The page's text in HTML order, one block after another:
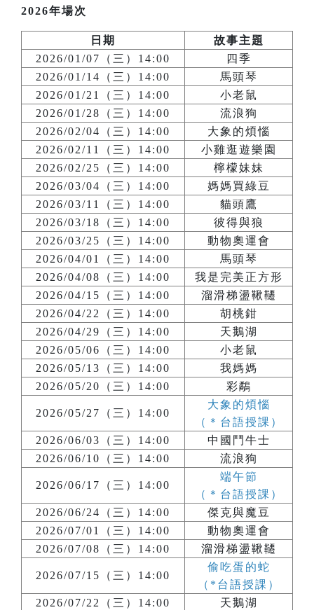
2026年場次
日期
故事主題
2026/01/07（三）14:00
四季
2026/01/14（三）14:00
馬頭琴
2026/01/21（三）14:00
小老鼠
2026/01/28（三）14:00
流浪狗
2026/02/04（三）14:00
大象的煩惱
2026/02/11（三）14:00
小雞逛遊樂園
2026/02/25（三）14:00
檸檬妹妹
2026/03/04（三）14:00
媽媽買綠豆
2026/03/11（三）14:00
貓頭鷹
2026/03/18（三）14:00
彼得與狼
2026/03/25（三）14:00
動物奧運會
2026/04/01（三）14:00
馬頭琴
2026/04/08（三）14:00
我是完美正方形
2026/04/15（三）14:00
溜滑梯盪鞦韆
2026/04/22（三）14:00
胡桃鉗
2026/04/29（三）14:00
天鵝湖
2026/05/06（三）14:00
小老鼠
2026/05/13（三）14:00
我媽媽
2026/05/20（三）14:00
彩鷸
2026/05/27（三）14:00
大象的煩惱
（＊台語授課）
2026/06/03（三）14:00
中國鬥牛士
2026/06/10（三）14:00
流浪狗
2026/06/17（三）14:00
端午節
（＊台語授課）
2026/06/24（三）14:00
傑克與魔豆
2026/07/01（三）14:00
動物奧運會
2026/07/08（三）14:00
溜滑梯盪鞦韆
2026/07/15（三）14:00
偷吃蛋的蛇
（*台語授課）
2026/07/22（三）14:00
天鵝湖